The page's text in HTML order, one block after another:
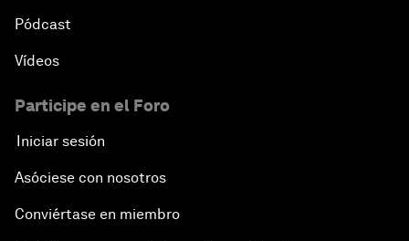
Pódcast
Vídeos
Participe en el Foro
Iniciar sesión
Asóciese con nosotros
Conviértase en miembro